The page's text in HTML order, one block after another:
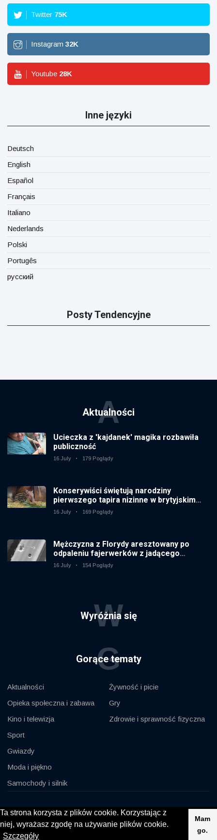
Ta strona korzysta z plików cookie. Korzystając z
niej, wyrażasz zgodę na używanie plików cookie.
Szczegóły
Mam
go.
Twitter 75K
Instagram 32K
Youtube 28K
Inne języki
Deutsch
English
Español
Français
Italiano
Nederlands
Polski
Portugês
русский
Posty Tendencyjne
Aktualności
A
Ucieczka z 'kajdanek' magika rozbawiła
publiczność
16 July 179 Poglądy
Konserywiści świętują narodziny
pierwszego tapira nizinne w brytyjskim
zoo od 14 lat
16 July 169 Poglądy
Mężczyzna z Florydy aresztowany po
odpaleniu fajerwerków z jadącego
samochodu
16 July 154 Poglądy
Wyróżnia się
W
Gorące tematy
G
Aktualności
Opieka społeczna i zabawa
Kino i telewizja
Sport
Gwiazdy
Moda i piękno
Samochody i silnik
Żywność i picie
Gry
Zdrowie i sprawność fizyczna
© 2020, KV-GmbH | All rights reserved
Impressum Kontakt